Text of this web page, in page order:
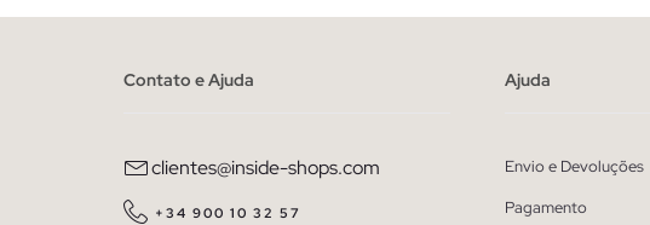
Contato e Ajuda
clientes@inside-shops.com
+34 900 10 32 57
Ajuda
Envio e Devoluções
Pagamento